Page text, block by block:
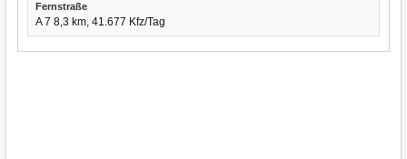
Fernstraße
A 7 8,3 km, 41.677 Kfz/Tag